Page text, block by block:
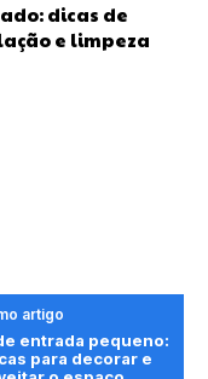
dicas de
e limpeza
artigo
entrada pequeno:
para decorar e